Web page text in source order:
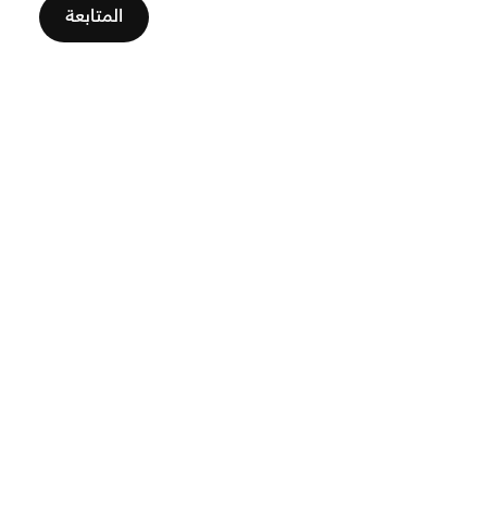
المتابعة